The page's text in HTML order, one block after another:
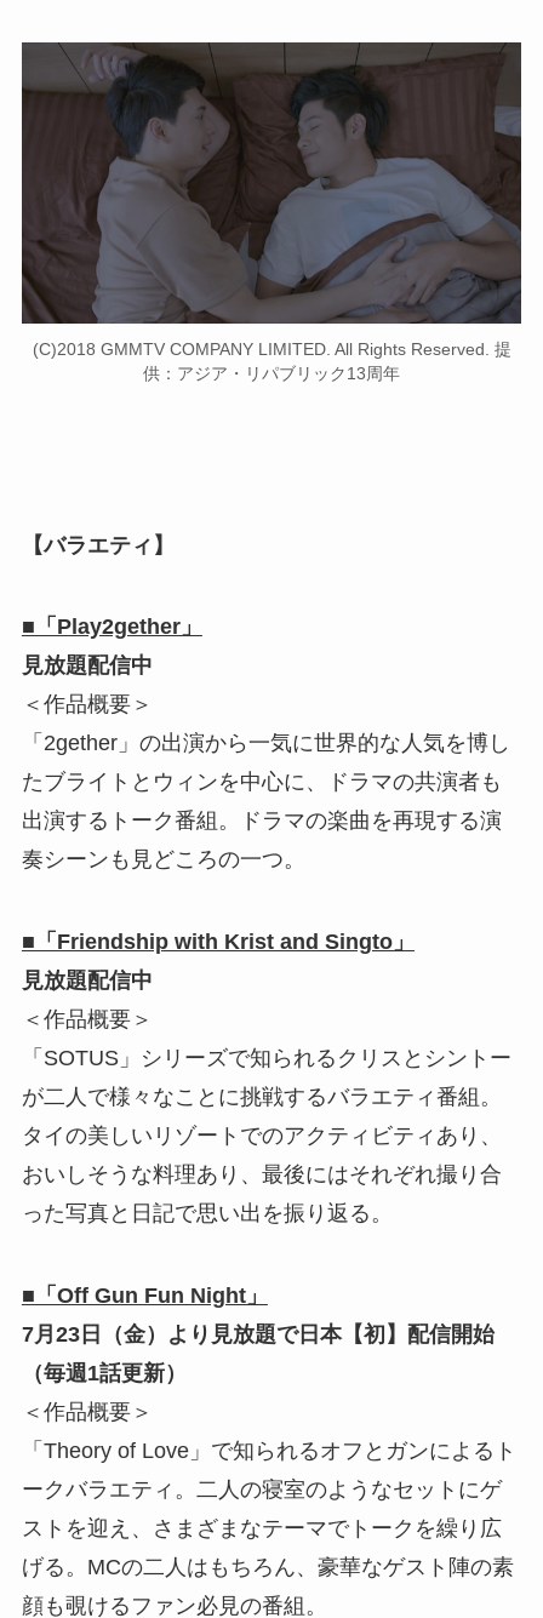
(C)2018 GMMTV COMPANY LIMITED. All Rights Reserved. 提
供：アジア・リパブリック13周年
【バラエティ】
■「Play2gether」
見放題配信中
＜作品概要＞
「2gether」の出演から一気に世界的な人気を博し
たブライトとウィンを中心に、ドラマの共演者も
出演するトーク番組。ドラマの楽曲を再現する演
奏シーンも見どころの一つ。
■「Friendship with Krist and Singto」
見放題配信中
＜作品概要＞
「SOTUS」シリーズで知られるクリスとシントー
が二人で様々なことに挑戦するバラエティ番組。
タイの美しいリゾートでのアクティビティあり、
おいしそうな料理あり、最後にはそれぞれ撮り合
った写真と日記で思い出を振り返る。
■「Off Gun Fun Night」
7月23日（金）より見放題で日本【初】配信開始
（毎週1話更新）
＜作品概要＞
「Theory of Love」で知られるオフとガンによるト
ークバラエティ。二人の寝室のようなセットにゲ
ストを迎え、さまざまなテーマでトークを繰り広
げる。MCの二人はもちろん、豪華なゲスト陣の素
顔も覗けるファン必見の番組。